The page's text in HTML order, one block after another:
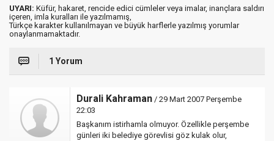
UYARI: Küfür, hakaret, rencide edici cümleler veya imalar, inançlara saldırı
içeren, imla kuralları ile yazılmamış,
Türkçe karakter kullanılmayan ve büyük harflerle yazılmış yorumlar
onaylanmamaktadır.
1 Yorum
Durali Kahraman / 29 Mart 2007 Perşembe
22:03
Başkanım istirhamla olmuyor. Özellikle perşembe
günleri iki belediye görevlisi göz kulak olur,